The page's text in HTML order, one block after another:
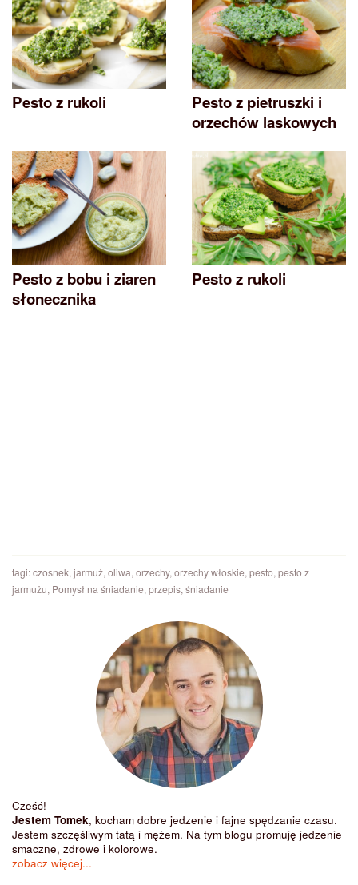
Pesto z rukoli
Pesto z pietruszki i
orzechów laskowych
Pesto z bobu i ziaren
słonecznika
Pesto z rukoli
tagi:czosnek, jarmuż, oliwa, orzechy, orzechy włoskie, pesto, pesto z
jarmużu, Pomysł na śniadanie, przepis, śniadanie
Cześć!
Jestem Tomek, kocham dobre jedzenie i fajne spędzanie czasu.
Jestem szczęśliwym tatą i mężem. Na tym blogu promuję jedzenie
smaczne, zdrowe i kolorowe.
zobacz więcej...